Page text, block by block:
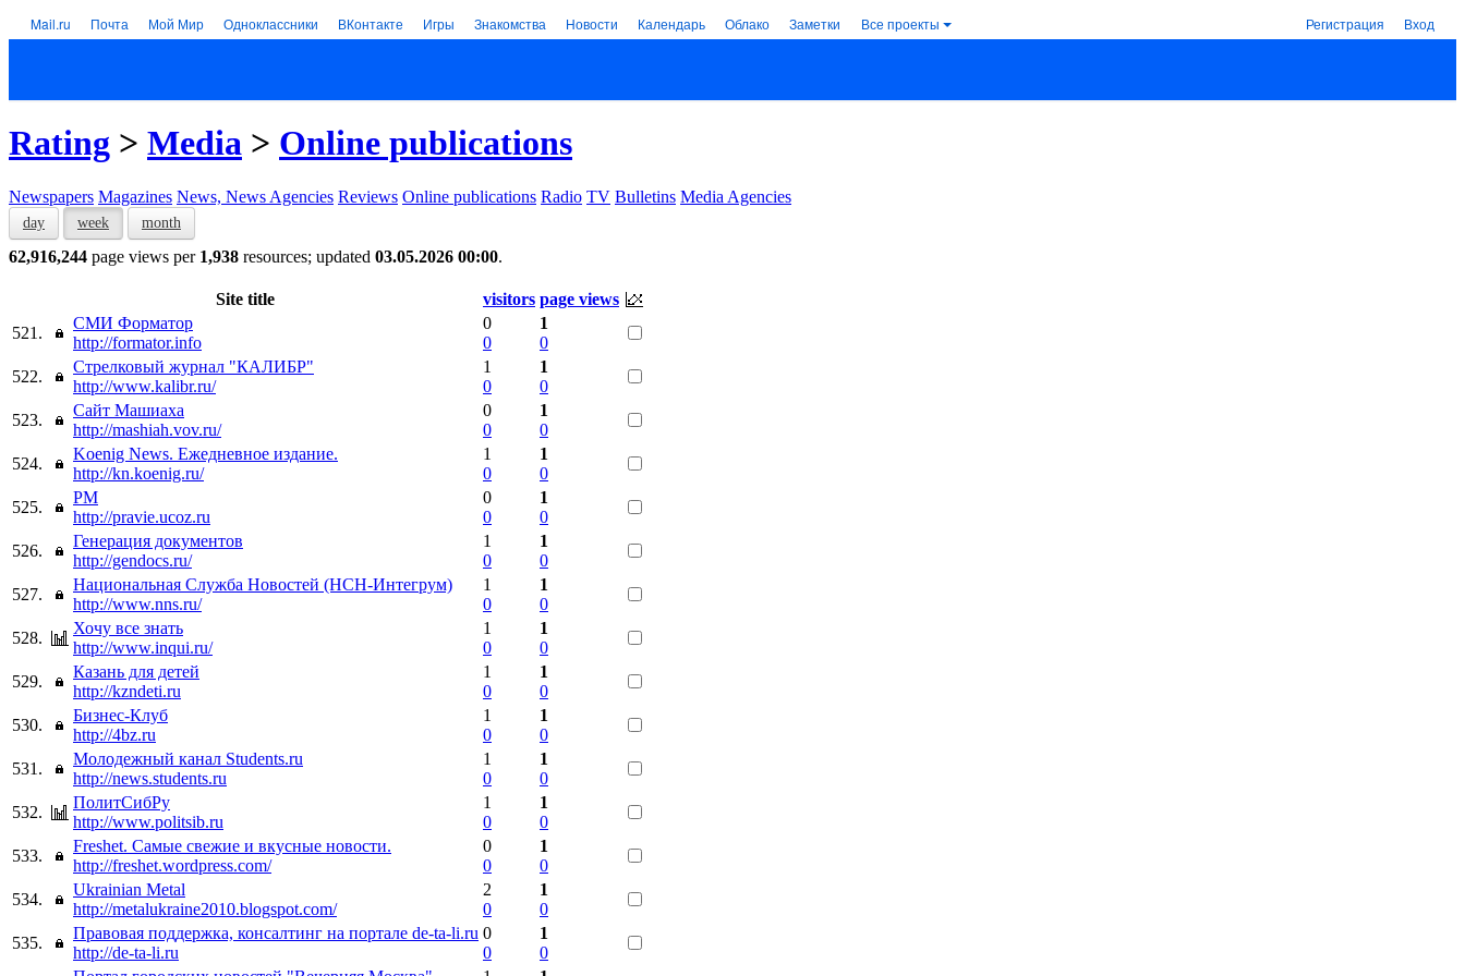
Mail.ru Почта Мой Мир Одноклассники ВКонтакте Игры Знакомства Новости Календарь Облако Заметки Все проекты Регистрация Вход
Rating > Media > Online publications
Newspapers Magazines News, News Agencies Reviews Online publications Radio TV Bulletins Media Agencies
day week month
62,916,244 page views per 1,938 resources; updated 03.05.2026 00:00.
Site title visitors page views
521.
СМИ Форматор
http://formator.info
0
0
1
0
522.
Стрелковый журнал "КАЛИБР"
http://www.kalibr.ru/
1
0
1
0
523.
Сайт Машиаха
http://mashiah.vov.ru/
0
0
1
0
524.
Koenig News. Ежедневное издание.
http://kn.koenig.ru/
1
0
1
0
525.
PM
http://pravie.ucoz.ru
0
0
1
0
526.
Генерация документов
http://gendocs.ru/
1
0
1
0
527.
Национальная Служба Новостей (НСН-Интегрум)
http://www.nns.ru/
1
0
1
0
528.
Хочу все знать
http://www.inqui.ru/
1
0
1
0
529.
Казань для детей
http://kzndeti.ru
1
0
1
0
530.
Бизнес-Клуб
http://4bz.ru
1
0
1
0
531.
Молодежный канал Students.ru
http://news.students.ru
1
0
1
0
532.
ПолитСибРу
http://www.politsib.ru
1
0
1
0
533.
Freshet. Самые свежие и вкусные новости.
http://freshet.wordpress.com/
0
0
1
0
534.
Ukrainian Metal
http://metalukraine2010.blogspot.com/
2
0
1
0
535.
Правовая поддержка, консалтинг на портале de-ta-li.ru
http://de-ta-li.ru
0
0
1
0